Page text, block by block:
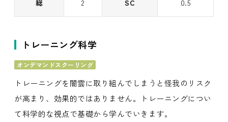
総 2 SC 0.5
トレーニング科学
オンデマンドスクーリング
トレーニングを闇雲に取り組んでしまうと怪我のリスク
が高まり、効果的ではありません。トレーニングについ
て科学的な視点で基礎から学んでいきます。